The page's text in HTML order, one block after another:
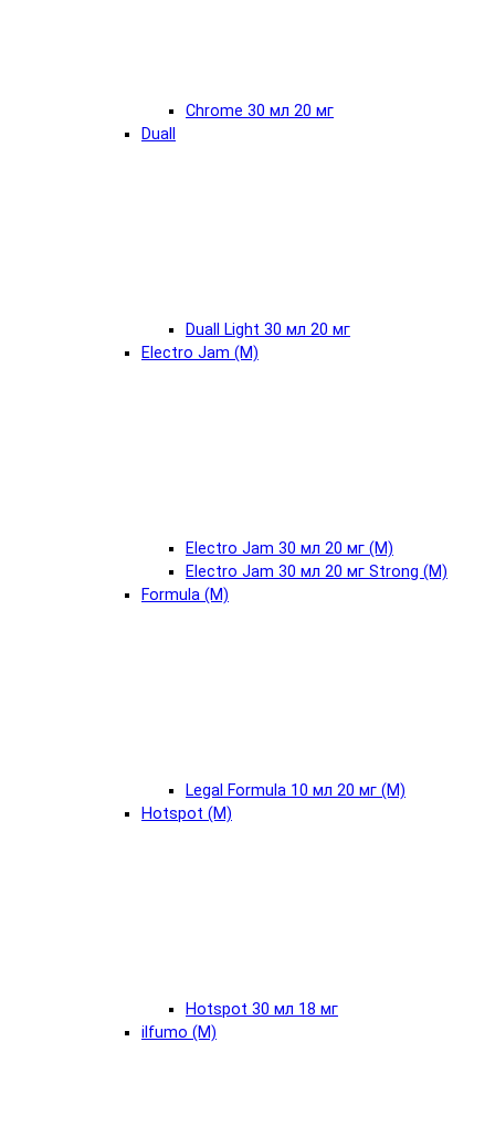
Chrome 30 мл 20 мг
Duall
Duall Light 30 мл 20 мг
Electro Jam (М)
Electro Jam 30 мл 20 мг (М)
Electro Jam 30 мл 20 мг Strong (М)
Formula (М)
Legal Formula 10 мл 20 мг (М)
Hotspot (М)
Hotspot 30 мл 18 мг
ilfumo (М)